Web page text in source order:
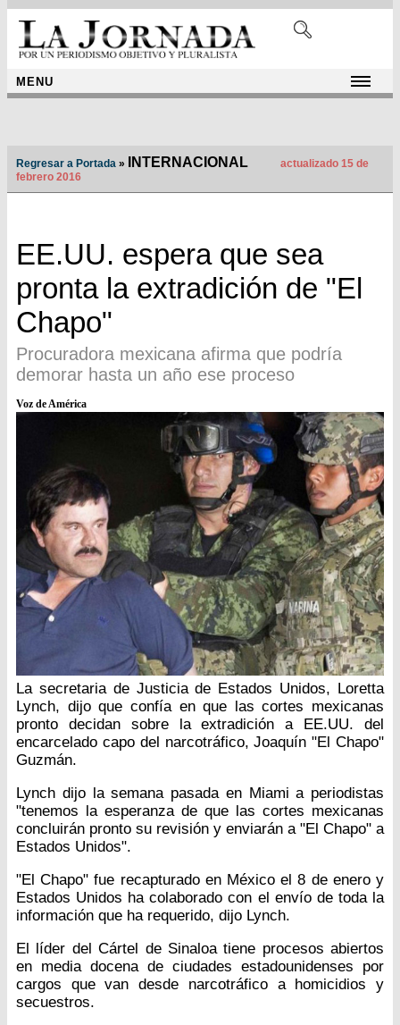
MENU
Regresar a Portada » INTERNACIONAL
actualizado 15 de
febrero 2016
EE.UU. espera que sea
pronta la extradición de "El
Chapo"
Procuradora mexicana afirma que podría
demorar hasta un año ese proceso
Voz de América
La secretaria de Justicia de Estados Unidos, Loretta
Lynch, dijo que confía en que las cortes mexicanas
pronto decidan sobre la extradición a EE.UU. del
encarcelado capo del narcotráfico, Joaquín "El Chapo"
Guzmán.
Lynch dijo la semana pasada en Miami a periodistas
"tenemos la esperanza de que las cortes mexicanas
concluirán pronto su revisión y enviarán a "El Chapo" a
Estados Unidos".
"El Chapo" fue recapturado en México el 8 de enero y
Estados Unidos ha colaborado con el envío de toda la
información que ha requerido, dijo Lynch.
El líder del Cártel de Sinaloa tiene procesos abiertos
en media docena de ciudades estadounidenses por
cargos que van desde narcotráfico a homicidios y
secuestros.